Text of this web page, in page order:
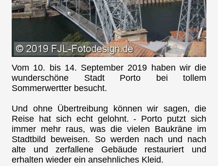
Vom 10. bis 14. September 2019 haben wir die
wunderschöne Stadt Porto bei tollem
Sommerwertter besucht.
Und ohne Übertreibung können wir sagen, die
Reise hat sich echt gelohnt. - Porto putzt sich
immer mehr raus, was die vielen Baukräne im
Stadtbild beweisen. So werden nach und nach
alte und zerfallene Gebäude restauriert und
erhalten wieder ein ansehnliches Kleid.